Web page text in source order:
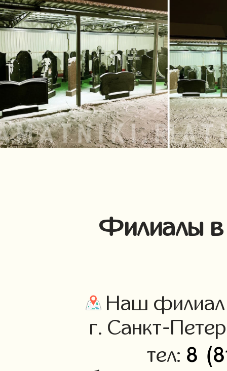
Филиалы в
Наш филиал
г. Санкт-
тел: 8